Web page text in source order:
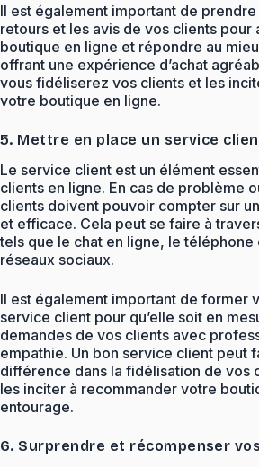
Il est également important de
retours et les avis de vos clients pour
boutique en ligne et répondre au
offrant une expérience d’achat
vous fidéliserez vos clients et les
votre boutique en ligne.
5. Mettre en place un service
Le service client est un élément
clients en ligne. En cas de problème
clients doivent pouvoir compter sur
et efficace. Cela peut se faire à
tels que le chat en ligne, le téléphone
réseaux sociaux.
Il est également important de former
service client pour qu’elle soit en
demandes de vos clients avec
empathie. Un bon service client peut
différence dans la fidélisation de vos
les inciter à recommander votre
entourage.
6. Surprendre et récompenser